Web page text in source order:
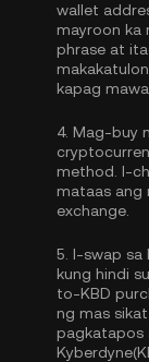
wallet
mayroon ka
phrase at
kapag
4. Mag-buy
method. I-
mataas ang
exchange.
5. I-swap sa
kung hindi
to-KBD
ng mas
pagkatapos